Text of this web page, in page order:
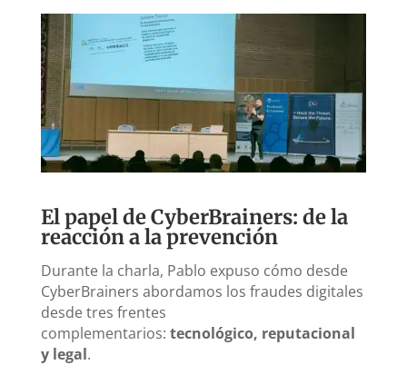
El papel de CyberBrainers: de la
reacción a la prevención
Durante la charla, Pablo expuso cómo desde
CyberBrainers abordamos los fraudes digitales
desde tres frentes
complementarios: tecnológico, reputacional
y legal.